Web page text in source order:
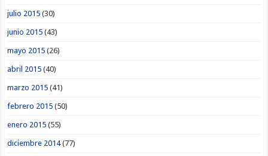
julio 2015 (30)
junio 2015 (43)
mayo 2015 (26)
abril 2015 (40)
marzo 2015 (41)
febrero 2015 (50)
enero 2015 (55)
diciembre 2014(77)